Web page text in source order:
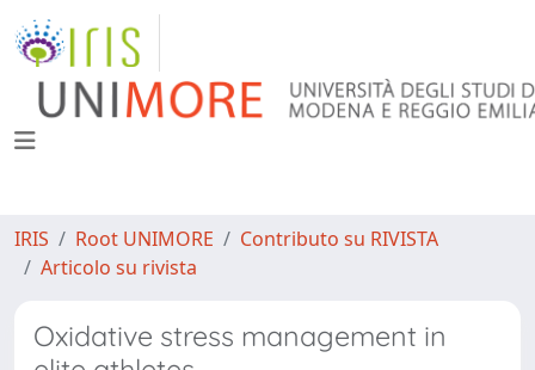
IRIS Root UNIMORE
Contributo su RIVISTA
Articolo su rivista
Oxidative stress management in